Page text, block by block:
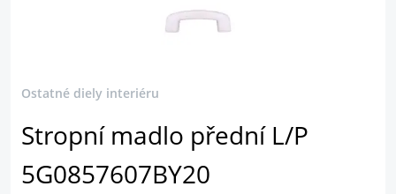
Ostatné diely interiéru
Stropní madlo přední L/P
5G0857607BY20